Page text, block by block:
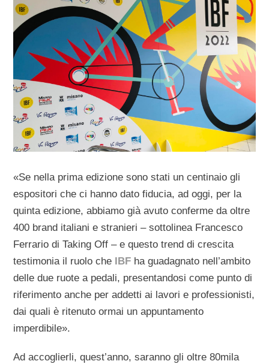
«Se nella prima edizione sono stati un centinaio gli
espositori che ci hanno dato fiducia, ad oggi, per la
quinta edizione, abbiamo già avuto conferme da oltre
400 brand italiani e stranieri – sottolinea Francesco
Ferrario di Taking Off – e questo trend di crescita
testimonia il ruolo che IBF ha guadagnato nell’ambito
delle due ruote a pedali, presentandosi come punto di
riferimento anche per addetti ai lavori e professionisti,
dai quali è ritenuto ormai un appuntamento
imperdibile».
Ad accoglierli, quest’anno, saranno gli oltre 80mila